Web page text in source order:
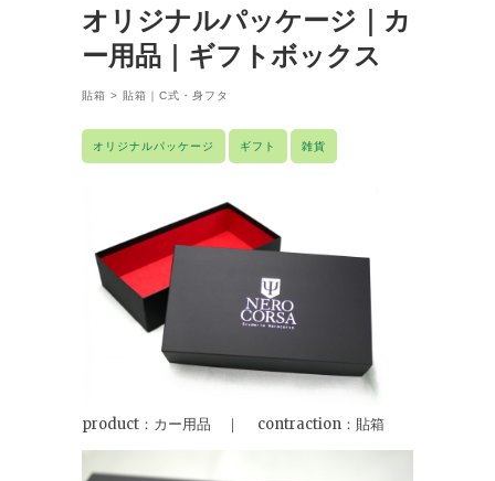
オリジナルパッケージ｜カ
ー用品｜ギフトボックス
貼箱 > 貼箱｜C式・身フタ
オリジナルパッケージ ギフト 雑貨
product：カー用品 ｜ contraction：貼箱